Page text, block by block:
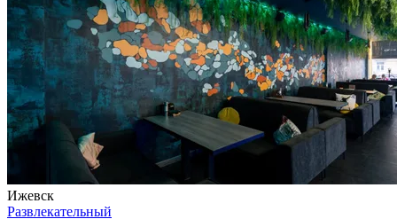
Ижевск
Развлекательный